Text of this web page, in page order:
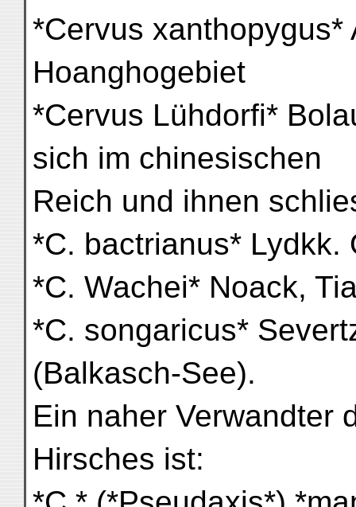
*Cervus xanthopygus*
Hoanghogebiet
*Cervus Lühdorfi*
sich im chinesischen
Reich und ihnen
*C. bactrianus* Lydkk.
*C. Wachei* Noack,
*C. songaricus*
(Balkasch-See).
Ein naher Verwandter
Hirsches ist: